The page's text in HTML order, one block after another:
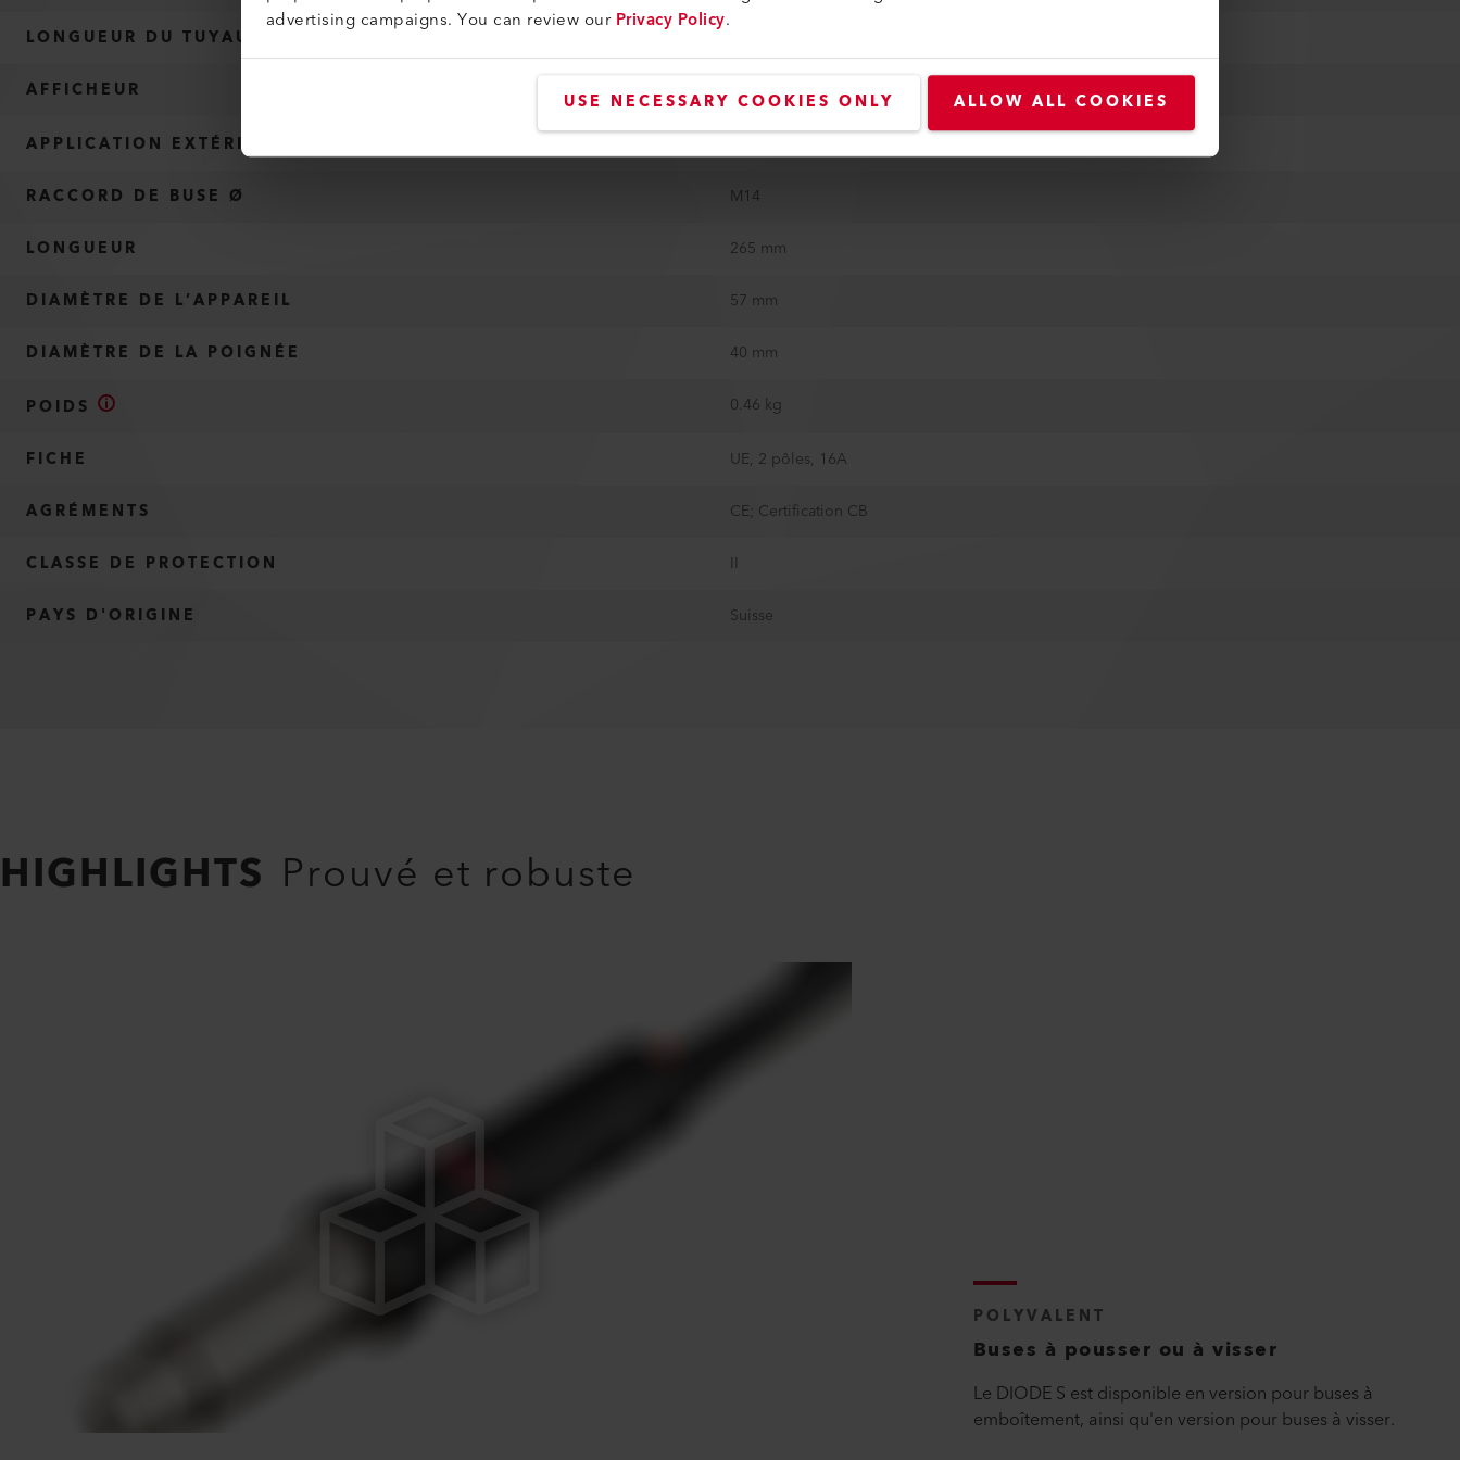
advertising campaigns. You can review ourPrivacy Policy.
USE NECESSARY COOKIES ONLY ALLOW ALL COOKIES
LONGUEUR DU TUYAU D’AIR
AFFICHEUR
Non
APPLICATION EXTÉRIEURE
RACCORD DE BUSE Ø
M14
LONGUEUR
265 mm
DIAMÈTRE DE L’APPAREIL
57 mm
DIAMÈTRE DE LA POIGNÉE
40 mm
POIDS 0.46 kg
FICHE
UE, 2 pôles, 16A
AGRÉMENTS
CE; Certification CB
CLASSE DE PROTECTION
II
PAYS D'ORIGINE
Suisse
HIGHLIGHTS Prouvé et robuste
POLYVALENT
Buses à pousser ou à visser
Le DIODE S est disponible en version pour buses à
emboîtement, ainsi qu'en version pour buses à visser.